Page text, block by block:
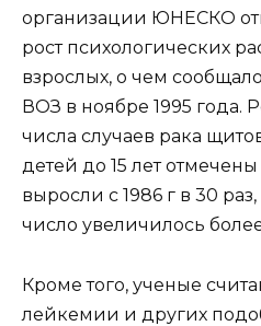
организации ЮНЕСКО
рост психологических
взрослых, о чем
ВОЗ в ноябре 1995 года.
числа случаев рака
детей до 15 лет
выросли с 1986 г в 30
число увеличилось
Кроме того, ученые
лейкемии и других